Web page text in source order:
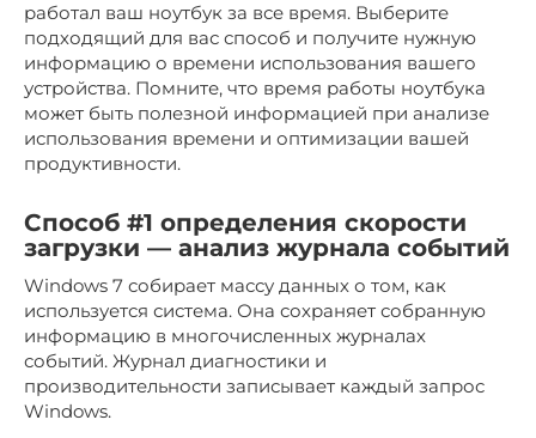
работал ваш ноутбук за все время. Выберите
подходящий для вaс способ и полyчитe нужную
инфоpмацию о времени использoвания вашего
устройствa.​ Помните, что время работы ноутбука
может быть полезной информацией при анализе
использования времени и оптимизации вашей
продуктивности.​
Способ #1 определения скорости
загрузки — анализ журнала событий
Windows 7 собирает массу данных о том, как
используется система. Она сохраняет собранную
информацию в многочисленных журналах
событий. Журнал диагностики и
производительности записывает каждый запрос
Windows.